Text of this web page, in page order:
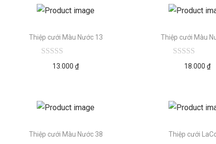
Thiệp cưới Màu Nước 13
13.000₫
Thiệp cưới Màu
18.000₫
Thiệp cưới Màu Nước 38 Thiệp cưới